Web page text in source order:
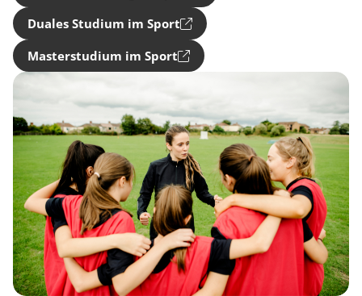
Duales Studium im Sport
Masterstudium im Sport